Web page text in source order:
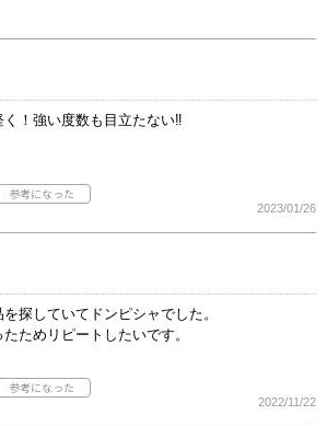
！強い度数も目立たない‼
2023/01/26
探していてドンピシャでした。
ためリピートしたいです。
2022/11/22